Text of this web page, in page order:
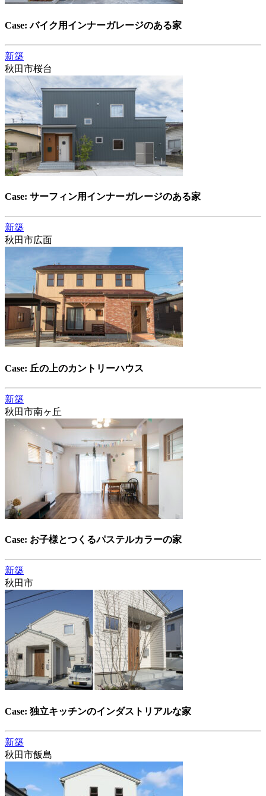
Case: バイク用インナーガレージのある家
新築
秋田市桜台
Case: サーフィン用インナーガレージのある家
新築
秋田市広面
Case: 丘の上のカントリーハウス
新築
秋田市南ヶ丘
Case: お子様とつくるパステルカラーの家
新築
秋田市
Case: 独立キッチンのインダストリアルな家
新築
秋田市飯島